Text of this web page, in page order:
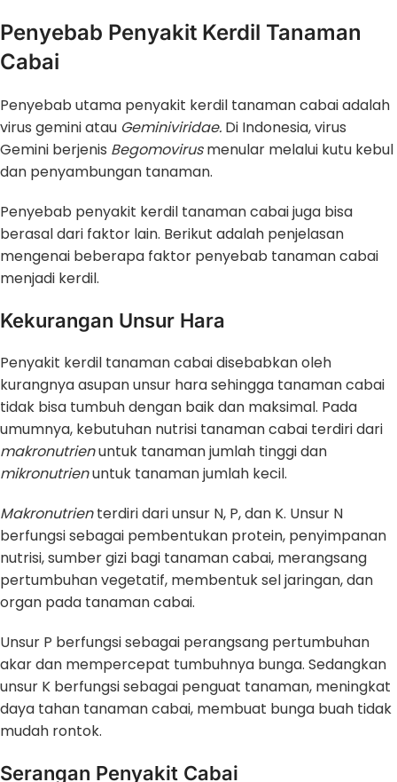
Penyebab Penyakit Kerdil Tanaman
Cabai
Penyebab utama penyakit kerdil tanaman cabaiadalah
virus gemini atau Geminiviridae. Di Indonesia, virus
Gemini berjenis Begomovirusmenular melalui kutu kebul
dan penyambungan tanaman.
Penyebab penyakit kerdil tanaman cabai juga bisa
berasal dari faktor lain. Berikut adalah penjelasan
mengenai beberapa faktor penyebab tanaman cabai
menjadi kerdil.
Kekurangan Unsur Hara
Penyakit kerdil tanaman cabai disebabkan oleh
kurangnya asupan unsur hara sehingga tanaman cabai
tidak bisa tumbuh dengan baik dan maksimal. Pada
umumnya, kebutuhan nutrisi tanaman cabai terdiri dari
makronutrienuntuk tanaman jumlah tinggi dan
mikronutrienuntuk tanaman jumlah kecil.
Makronutrienterdiri dari unsur N, P, dan K. Unsur N
berfungsi sebagai pembentukan protein, penyimpanan
nutrisi, sumber gizi bagi tanaman cabai, merangsang
pertumbuhan vegetatif, membentuk sel jaringan, dan
organ pada tanaman cabai.
Unsur P berfungsi sebagai perangsang pertumbuhan
akar dan mempercepat tumbuhnya bunga. Sedangkan
unsur K berfungsi sebagai penguat tanaman, meningkat
daya tahan tanaman cabai, membuat bunga buah tidak
mudah rontok.
Serangan Penyakit Cabai